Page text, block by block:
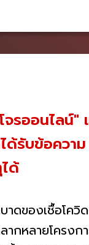
รออนไลน์
ด้รับข้อคว
ด้
ของเชื้อโควิ
ากหลายโครง